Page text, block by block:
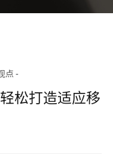
点 -
松打造适应移